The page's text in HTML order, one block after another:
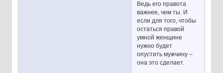
Ведь его правота
важнее, чем ты. И
если для того, чтобы
остаться правой
умной женщине
нужно будет
опустить мужчину –
она это сделает.